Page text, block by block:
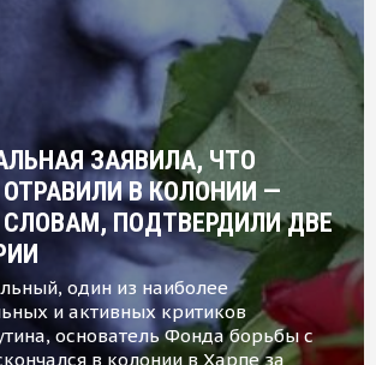
ЗАЯВИЛА, ЧТО
В КОЛОНИИ —
СЛОВАМ, ПОДТВЕРДИЛИ ДВЕ
один из наиболее
и активных критиков
основатель Фонда борьбы с
в колонии в Харпе за